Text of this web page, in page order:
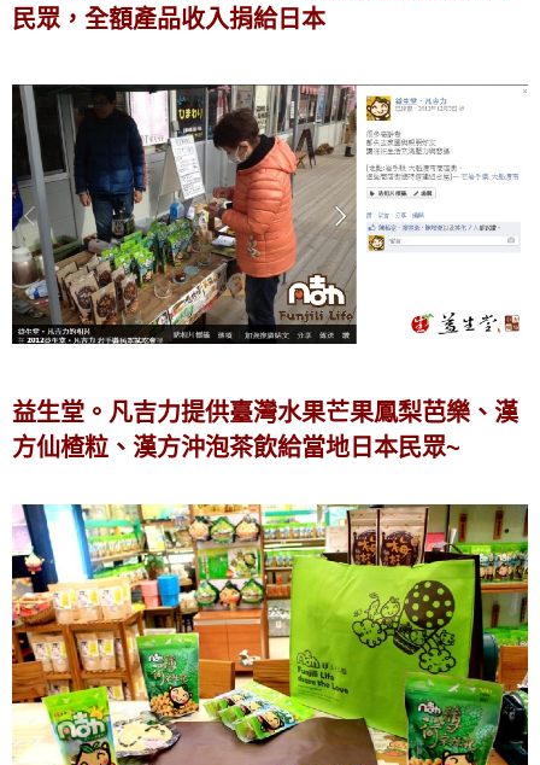
民眾，全額產品收入捐給日本
益生堂。凡吉力提供臺灣水果芒果鳳梨芭樂、漢
方仙楂粒、漢方沖泡茶飲給當地日本民眾~